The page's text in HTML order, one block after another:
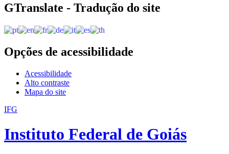
Acesso à informação
GTranslate - Tradução do site
Opções de acessibilidade
Acessibilidade
Alto contraste
Mapa do site
IFG
Instituto Federal de Goiás